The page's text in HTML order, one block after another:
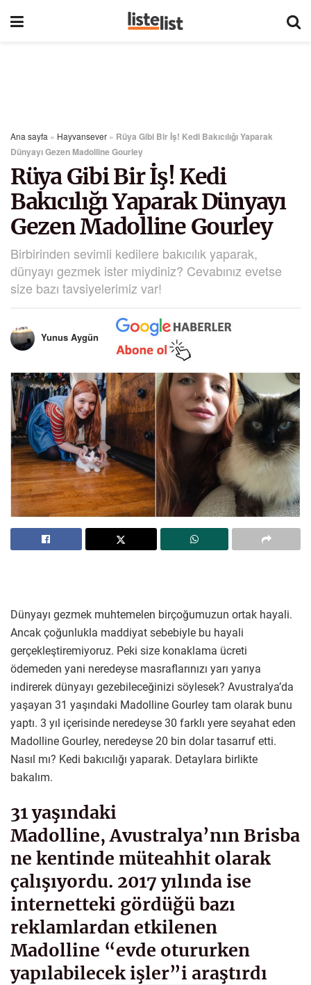
Ana sayfa » Hayvansever » Rüya Gibi Bir İş! Kedi Bakıcılığı Yaparak
Dünyayı Gezen Madolline Gourley
Rüya Gibi Bir İş! Kedi
Bakıcılığı Yaparak Dünyayı
Gezen Madolline Gourley
Birbirinden sevimli kedilere bakıcılık yaparak,
dünyayı gezmek ister miydiniz? Cevabınız evetse
size bazı tavsiyelerimiz var!
Yunus Aygün
Dünyayı gezmek muhtemelen birçoğumuzun ortak hayali.
Ancak çoğunlukla maddiyat sebebiyle bu hayali
gerçekleştiremiyoruz. Peki size konaklama ücreti
ödemeden yani neredeyse masraflarınızı yarı yarıya
indirerek dünyayı gezebileceğinizi söylesek? Avustralya’da
yaşayan 31 yaşındaki Madolline Gourley tam olarak bunu
yaptı. 3 yıl içerisinde neredeyse 30 farklı yere seyahat eden
Madolline Gourley, neredeyse 20 bin dolar tasarruf etti.
Nasıl mı? Kedi bakıcılığı yaparak. Detaylara birlikte
bakalım.
31 yaşındaki
Madolline, Avustralya’nın Brisba
ne kentinde müteahhit olarak
çalışıyordu. 2017 yılında ise
internetteki gördüğü bazı
reklamlardan etkilenen
Madolline “evde otururken
yapılabilecek işler”i araştırdı